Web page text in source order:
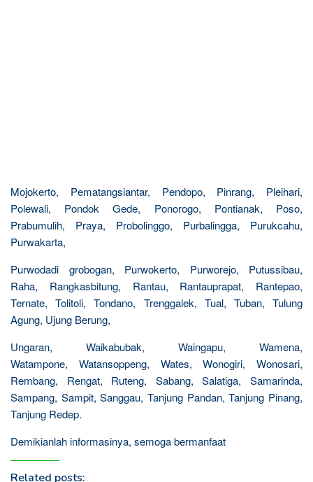
Mojokerto, Pematangsiantar, Pendopo, Pinrang, Pleihari,
Polewali, Pondok Gede, Ponorogo, Pontianak, Poso,
Prabumulih, Praya, Probolinggo, Purbalingga, Purukcahu,
Purwakarta,
Purwodadi grobogan, Purwokerto, Purworejo, Putussibau,
Raha, Rangkasbitung, Rantau, Rantauprapat, Rantepao,
Ternate, Tolitoli, Tondano, Trenggalek, Tual, Tuban, Tulung
Agung, Ujung Berung,
Ungaran, Waikabubak, Waingapu, Wamena,
Watampone, Watansoppeng, Wates, Wonogiri, Wonosari,
Rembang, Rengat, Ruteng, Sabang, Salatiga, Samarinda,
Sampang, Sampit, Sanggau, Tanjung Pandan, Tanjung Pinang,
Tanjung Redep.
Demikianlah informasinya, semoga bermanfaat
Related posts: